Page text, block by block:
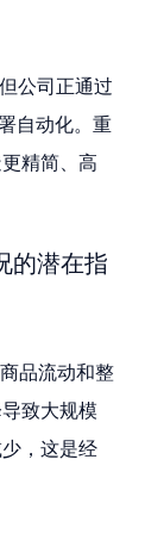
公司正通过
自动化。重
精简、高
的潜在指
品流动和整
致大规模
，这是经